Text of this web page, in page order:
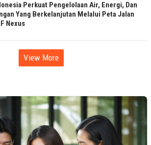
Perkuat Pengelolaan Air, Energi, Dan
Yang Berkelanjutan Melalui Peta Jalan
Nexus
View More